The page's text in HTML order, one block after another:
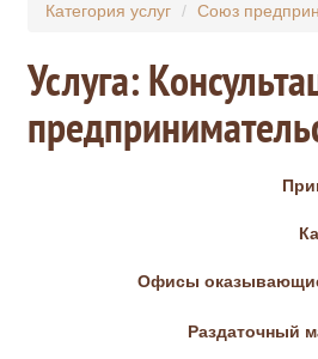
Категория услуг Союз
Услуга:
Офисы
Раздаточный